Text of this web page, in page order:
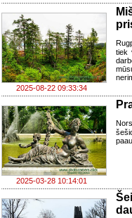
2025-08-22 09:33:34
tiek
2025-03-28 10:14:01